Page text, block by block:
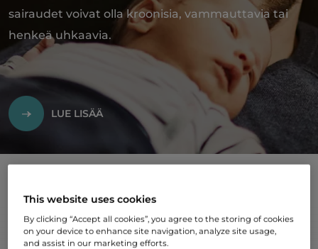
sairaudet voivat olla kroonisia, vammauttavia tai
henkeä uhkaavia.
LUE LISÄÄ
Harvinaiset sairaudet
Harvinaissairaudet ovat yllättävän yleisiä, sillä
This website uses cookies
By clicking “Accept all cookies”, you agree to the storing of cookies
on your device to enhance site navigation, analyze site usage,
and assist in our marketing efforts.